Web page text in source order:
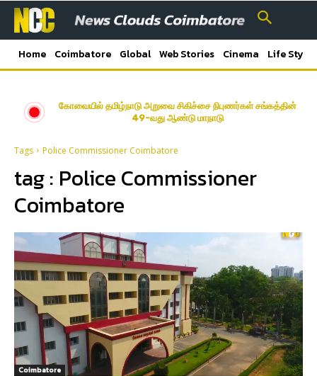
Home Coimbatore Global Web Stories Cinema Life Style
கோவையில் தமிழ்நாடு அறுவை சிகிச்சை நிபுணர்கள் சங்கத்தின்
49-வது ஆண்டு மாநாடு
Tags Police Commissioner Coimbatore
tag : Police Commissioner
Coimbatore
Coimbatore